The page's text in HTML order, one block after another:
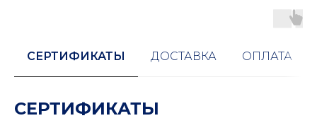
СЕРТИФИКАТЫ ДОСТАВКА ОПЛАТА
СЕРТИФИКАТЫ